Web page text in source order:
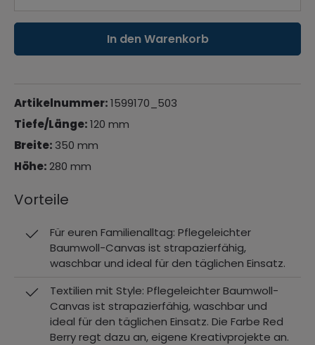
In den Warenkorb
Artikelnummer:1599170_503
Tiefe/Länge:120 mm
Breite: 350 mm
Höhe:280 mm
Vorteile
Für euren Familienalltag: Pflegeleichter
Baumwoll-Canvas ist strapazierfähig,
waschbar und ideal für den täglichen Einsatz.
Textilien mit Style: Pflegeleichter Baumwoll-
Canvas ist strapazierfähig, waschbar und
ideal für den täglichen Einsatz. Die Farbe Red
Berry regt dazu an, eigene Kreativprojekte an.